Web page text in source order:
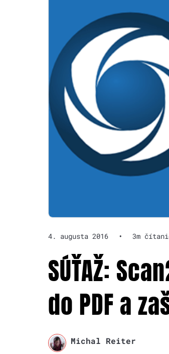
4. augusta 2016 • 3m
SÚŤAŽ:
do PDF a
Michal Reiter